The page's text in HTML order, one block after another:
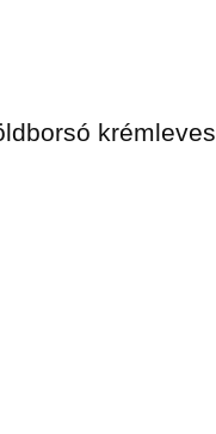
krémleves